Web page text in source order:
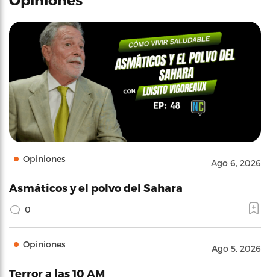
Opiniones Ago 6, 2026
Asmáticos y el polvo del Sahara
0
Opiniones Ago 5, 2026
Terror a las 10 AM